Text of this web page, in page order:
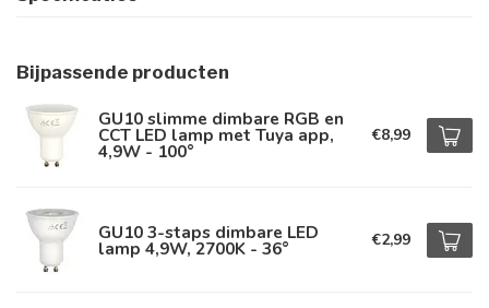
Bijpassende producten
GU10 slimme dimbare RGB en
CCT LED lamp met Tuya app,
4,9W - 100°
€8,99
GU10 3-staps dimbare LED
lamp 4,9W, 2700K - 36° €2,99